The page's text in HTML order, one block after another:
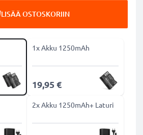
LISÄÄ OSTOSKORIIN
1x Akku 1250mAh
19,95 €
2x Akku 1250mAh+ Laturi